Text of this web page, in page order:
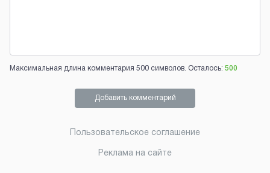
Максимальная длина комментария 500 символов. Осталось: 500
Добавить комментарий
Пользовательское соглашение
Реклама на сайте